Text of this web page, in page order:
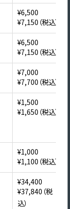
¥6,500
¥7,150（税込）
¥6,500
¥7,150（税込）
¥7,000
¥7,700（税込）
¥1,500
¥1,650（税込）
¥1,000
¥1,100（税込）
¥34,400
¥37,840（税
込）